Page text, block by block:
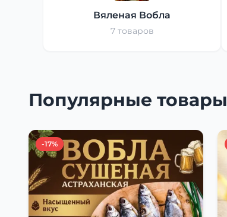
Вяленая Вобла
7 товаров
Популярные товары
-17%